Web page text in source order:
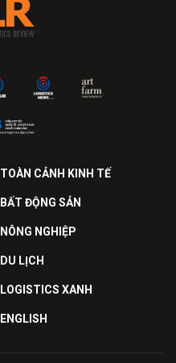
TOÀN CẢNH KINH TẾ
BẤT ĐỘNG SẢN
NÔNG NGHIỆP
DU LỊCH
LOGISTICS XANH
ENGLISH